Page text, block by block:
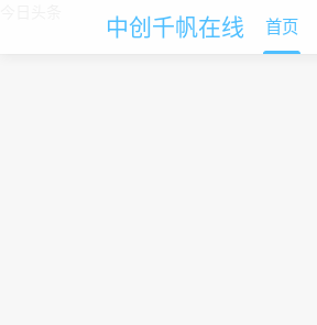
中创千帆在线 首页